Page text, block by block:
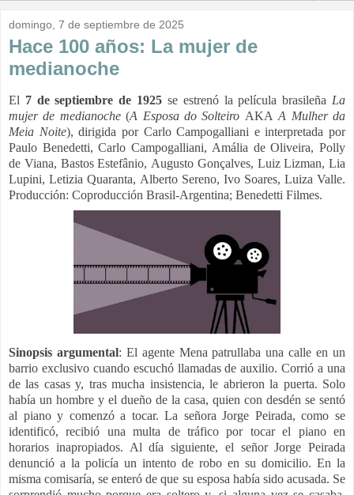
domingo, 7 de septiembre de 2025
Hace 100 años: La mujer de
medianoche
El 7 de septiembre de 1925 se estrenó la película brasileña La
mujer de medianoche(A Esposa do Solteiro AKAA Mulher da
Meia Noite), dirigida por Carlo Campogalliani e interpretada por
Paulo Benedetti,Carlo Campogalliani, Amália de Oliveira,Polly
de Viana, Bastos Estefânio, Augusto Gonçalves, Luiz Lizman, Lia
Lupini, Letizia Quaranta, Alberto Sereno, Ivo Soares, Luiza Valle.
Producción: Coproducción Brasil-Argentina; Benedetti Filmes.
Sinopsis argumental: El agente Mena patrullaba una calle en un
barrio exclusivo cuando escuchó llamadas de auxilio. Corrió a una
de las casas y, tras mucha insistencia, le abrieron la puerta. Solo
había un hombre y el dueño de la casa, quien con desdén se sentó
al piano y comenzó a tocar. La señora Jorge Peirada, como se
identificó, recibió una multa de tráfico por tocar el piano en
horarios inapropiados. Al día siguiente, el señor Jorge Peirada
denunció a la policía un intento de robo en su domicilio. En la
misma comisaría, se enteró de que su esposa había sido acusada. Se